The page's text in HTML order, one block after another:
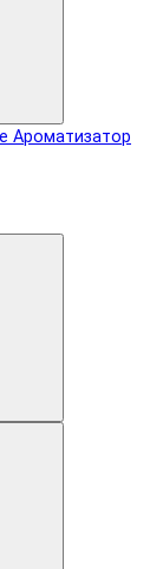
Ароматизатор